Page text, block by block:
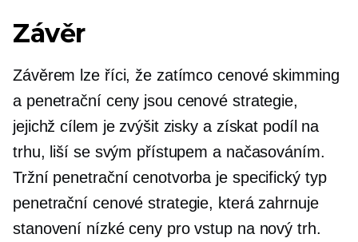
Závěr
Závěrem lze říci, že zatímco cenové skimming
a penetrační ceny jsou cenové strategie,
jejichž cílem je zvýšit zisky a získat podíl na
trhu, liší se svým přístupem a načasováním.
Tržní penetrační cenotvorba je specifický typ
penetrační cenové strategie, která zahrnuje
stanovení nízké ceny pro vstup na nový trh.